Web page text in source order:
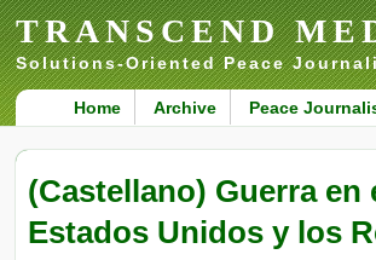
TRANSCEND
Solutions-Oriented Peace
Home Archive Peace
(Castellano) Guerra en
Estados Unidos y los